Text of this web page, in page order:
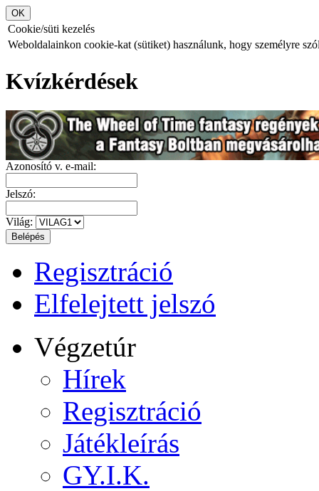
Cookie/süti kezelés
Weboldalainkon cookie-kat (sütiket) használunk, hogy személyre
Kvízkérdések
Azonosító v. e-mail:
Jelszó:
Világ:
Regisztráció
Elfelejtett jelszó
Végzetúr
Hírek
Regisztráció
Játékleírás
GY.I.K.